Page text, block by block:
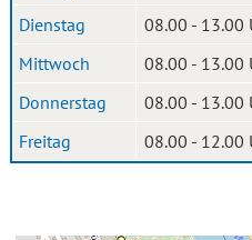
Dienstag
08.00 - 13.00
Mittwoch
08.00 - 13.00
Donnerstag
08.00 - 13.00
Freitag
08.00 - 12.00